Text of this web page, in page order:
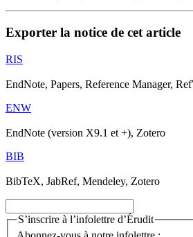
Exporter la notice de cet article
RIS
EndNote, Papers, Reference Manager,
ENW
EndNote (version X9.1 et +), Zotero
BIB
BibTeX, JabRef, Mendeley, Zotero
S’inscrire à l’infolettre d’Érudit